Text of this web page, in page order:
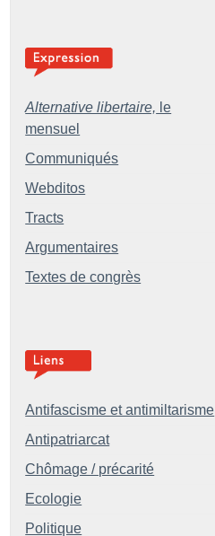
Alternative libertaire, le
mensuel
Communiqués
Webditos
Tracts
Argumentaires
Textes de congrès
Antifascisme et antimiltarisme
Antipatriarcat
Chômage / précarité
Ecologie
Politique